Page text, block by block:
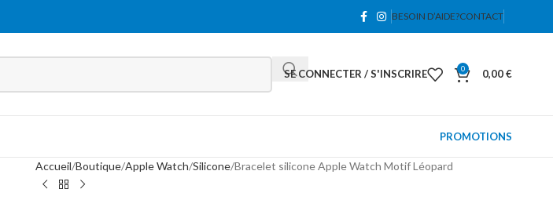
BESOIN D’AIDE?CONTACT
SE CONNECTER / S'INSCRIRE 0 0,00€
PROMOTIONS
Accueil Boutique Apple Watch Silicone Bracelet silicone Apple Watch Motif Léopard